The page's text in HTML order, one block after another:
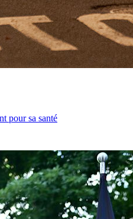
pour sa santé